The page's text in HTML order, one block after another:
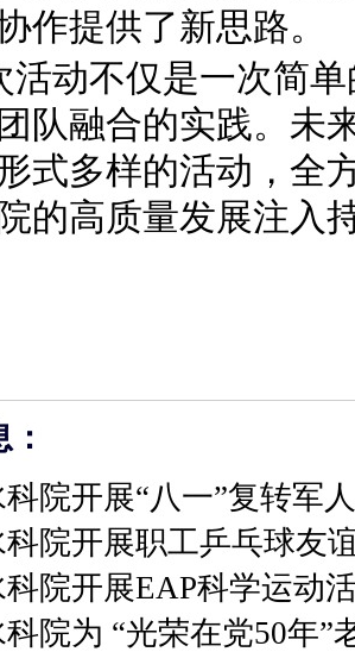
作提供了新思路。
动不仅是一次简单
队融合的实践。未
式多样的活动，全
的高质量发展注入
科院开展“八一”复转军
科院开展职工乒乓球友
科院开展EAP科学运动
科院为 “光荣在党50年”